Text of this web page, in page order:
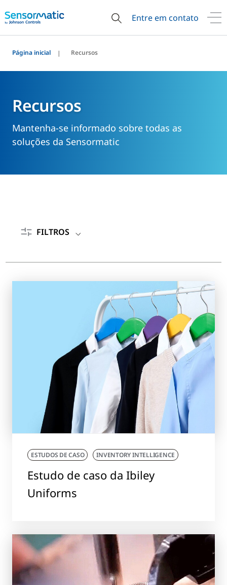
Entre em contato
Página inicial Recursos
Recursos
Mantenha-se informado sobre todas as
soluções da Sensormatic
FILTROS
ESTUDOS DE CASO INVENTORY INTELLIGENCE
Estudo de caso da Ibiley
Uniforms